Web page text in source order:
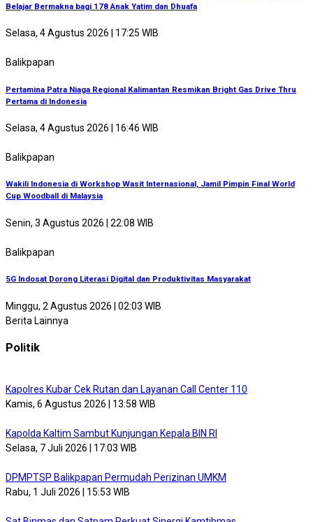
Belajar Bermakna bagi 178 Anak Yatim dan Dhuafa
Selasa, 4 Agustus 2026 | 17:25 WIB
Balikpapan
Pertamina Patra Niaga Regional Kalimantan Resmikan Bright Gas Drive Thru
Pertama di Indonesia
Selasa, 4 Agustus 2026 | 16:46 WIB
Balikpapan
Wakili Indonesia di Workshop Wasit Internasional, Jamil Pimpin Final World
Cup Woodball di Malaysia
Senin, 3 Agustus 2026 | 22:08 WIB
Balikpapan
5G Indosat Dorong Literasi Digital dan Produktivitas Masyarakat
Minggu, 2 Agustus 2026 | 02:03 WIB
Berita Lainnya
Politik
Kapolres Kubar Cek Rutan dan Layanan Call Center 110
Kamis, 6 Agustus 2026 | 13:58 WIB
Kapolda Kaltim Sambut Kunjungan Kepala BIN RI
Selasa, 7 Juli 2026 | 17:03 WIB
DPMPTSP Balikpapan Permudah Perizinan UMKM
Rabu, 1 Juli 2026 | 15:53 WIB